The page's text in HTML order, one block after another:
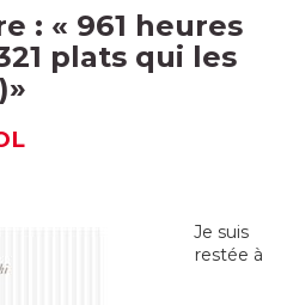
: « 961 heures
plats qui les
»
Je suis
restée à